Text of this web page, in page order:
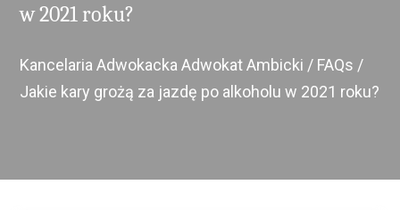
w 2021 roku?
Kancelaria Adwokacka Adwokat Ambicki / FAQs /
Jakie kary grożą za jazdę po alkoholu w 2021 roku?